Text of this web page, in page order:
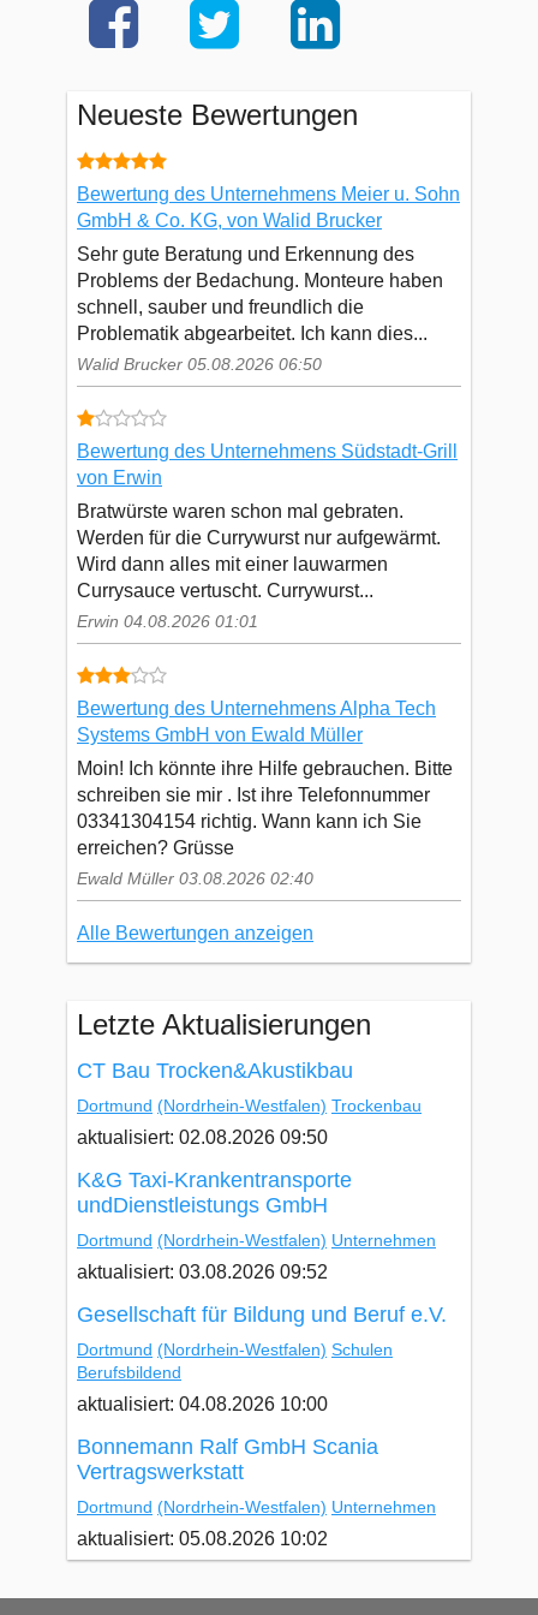
Neueste Bewertungen
Bewertung des Unternehmens Meier u. Sohn
GmbH & Co. KG, von Walid Brucker
Sehr gute Beratung und Erkennung des
Problems der Bedachung. Monteure haben
schnell, sauber und freundlich die
Problematik abgearbeitet. Ich kann dies...
Walid Brucker 05.08.2026 06:50
Bewertung des Unternehmens Südstadt-Grill
von Erwin
Bratwürste waren schon mal gebraten.
Werden für die Currywurst nur aufgewärmt.
Wird dann alles mit einer lauwarmen
Currysauce vertuscht. Currywurst...
Erwin 04.08.2026 01:01
Bewertung des Unternehmens Alpha Tech
Systems GmbH von Ewald Müller
Moin! Ich könnte ihre Hilfe gebrauchen. Bitte
schreiben sie mir . Ist ihre Telefonnummer
03341304154 richtig. Wann kann ich Sie
erreichen? Grüsse
Ewald Müller 03.08.2026 02:40
Alle Bewertungen anzeigen
Letzte Aktualisierungen
CT Bau Trocken&Akustikbau
Dortmund (Nordrhein-Westfalen) Trockenbau
aktualisiert: 02.08.2026 09:50
K&G Taxi-Krankentransporte
undDienstleistungs GmbH
Dortmund (Nordrhein-Westfalen) Unternehmen
aktualisiert: 03.08.2026 09:52
Gesellschaft für Bildung und Beruf e.V.
Dortmund (Nordrhein-Westfalen) Schulen
Berufsbildend
aktualisiert: 04.08.2026 10:00
Bonnemann Ralf GmbH Scania
Vertragswerkstatt
Dortmund (Nordrhein-Westfalen) Unternehmen
aktualisiert: 05.08.2026 10:02